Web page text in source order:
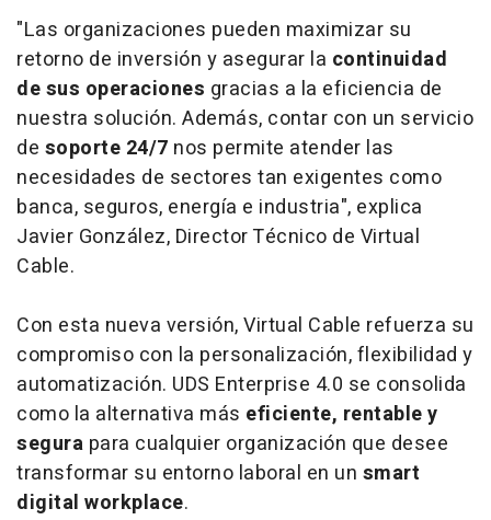
"Las organizaciones pueden maximizar su
retorno de inversión y asegurar la continuidad
de sus operaciones gracias a la eficiencia de
nuestra solución. Además, contar con un servicio
de soporte 24/7 nos permite atender las
necesidades de sectores tan exigentes como
banca, seguros, energía e industria", explica
Javier González, Director Técnico de Virtual
Cable.
Con esta nueva versión, Virtual Cable refuerza su
compromiso con la personalización, flexibilidad y
automatización. UDS Enterprise 4.0 se consolida
como la alternativa más eficiente, rentable y
segura para cualquier organización que desee
transformar su entorno laboral en un smart
digital workplace.